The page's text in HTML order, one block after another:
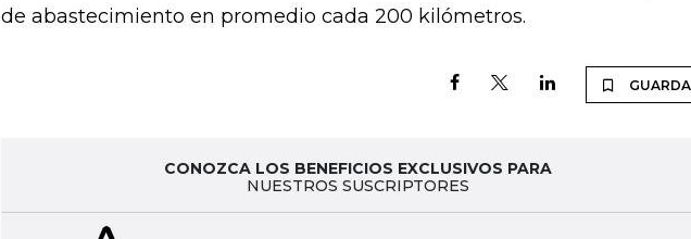
de abastecimiento en promedio cada 200 kilómetros.
CONOZCA LOS BENEFICIOS EXCLUSIVOS PARA
NUESTROS SUSCRIPTORES